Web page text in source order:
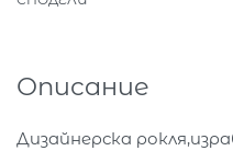
Описание
Дизайнерска